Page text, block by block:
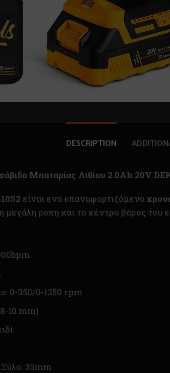
DESCRIPTION
Μπαταρίας Λιθίου 2.0Ah 20V
είναι ενα επαναφορτιζόμενο
μεγάλη ροπη και το κέντρο βάρος του
0-350/0-1350 rpm
10 mm)
35mm